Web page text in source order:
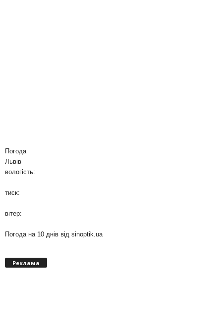
Погода
Львів
вологість:
тиск:
вітер:
Погода на 10 днів від sinoptik.ua
Реклама